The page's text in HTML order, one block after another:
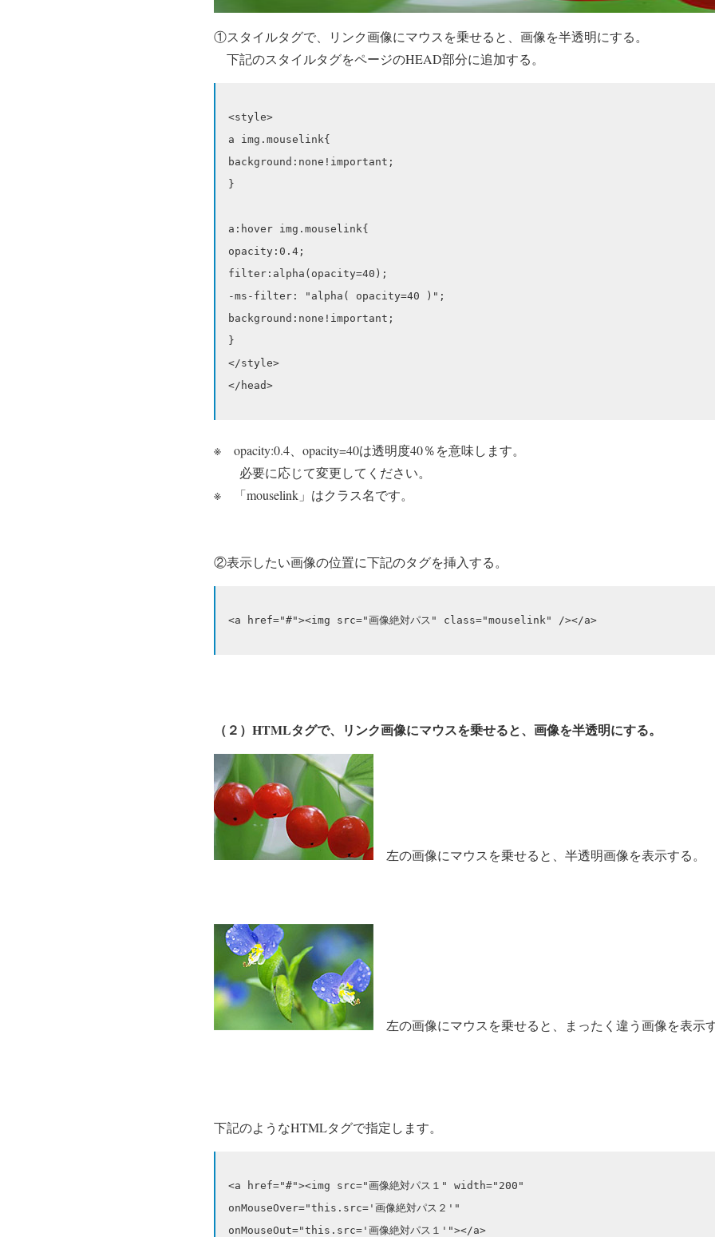
①スタイルタグで、リンク画像にマウスを乗せると、画像を半透明にする。
下記のスタイルタグをページのHEAD部分に追加する。
<style>
a img.mouselink{
background:none!important;
}
a:hover img.mouselink{
opacity:0.4;
filter:alpha(opacity=40);
-ms-filter: "alpha( opacity=40 )";
background:none!important;
}
</style>
※ opacity:0.4、opacity=40は透明度40％を意味します。
必要に応じて変更してください。
※ 「mouselink」はクラス名です。
②表示したい画像の位置に下記のタグを挿入する。
（２）HTMLタグで、リンク画像にマウスを乗せると、画像を半透明にする。
左の画像にマウスを乗せると、半透明画像を表示する。
左の画像にマウスを乗せると、まったく違う画像を表示
下記のようなHTMLタグで指定します。
<a href="#"><img src="画像絶対パス１" width="200"
onMouseOver="this.src='画像絶対パス２'"
onMouseOut="this.src='画像絶対パス１'"></a>